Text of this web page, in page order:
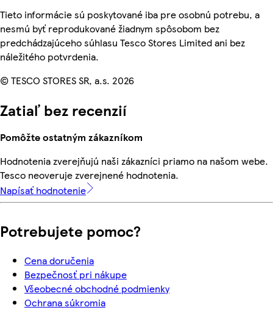
Tieto informácie sú poskytované iba pre osobnú potrebu, a
nesmú byť reprodukované žiadnym spôsobom bez
predchádzajúceho súhlasu Tesco Stores Limited ani bez
náležitého potvrdenia.
© TESCO STORES SR, a.s. 2026
Zatiaľ bez recenzií
Pomôžte ostatným zákazníkom
Hodnotenia zverejňujú naši zákazníci priamo na našom webe.
Tesco neoveruje zverejnené hodnotenia.
Napísať hodnotenie
Potrebujete pomoc?
Cena doručenia
Bezpečnosť pri nákupe
Všeobecné obchodné podmienky
Ochrana súkromia